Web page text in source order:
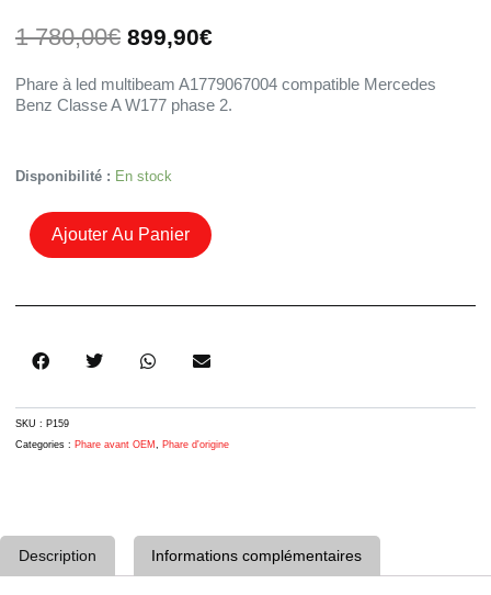
1 780,00€ Le
prix
initial
était :
1
899,90€Le
actuel
est :
899,90€.
Phare à led multibeam A1779067004 compatible Mercedes
Benz Classe A W177 phase 2.
Disponibilité : En stock
Quantité
Phare
Droit
Multibeam
II
Ajouter Au Panier
SKU : P159
Categories : Phare avant OEM Phare d'origine
Description Informations complémentaires